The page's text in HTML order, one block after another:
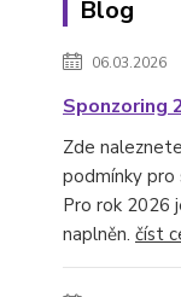
Blog
06.03.2026
Sponzoring
Zde
podmínky pro
Pro rok 2026
naplněn. číst